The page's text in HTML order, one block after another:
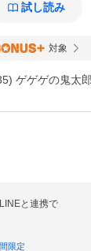
試し読み
対象
ゲゲゲの鬼太
と連携で
限定